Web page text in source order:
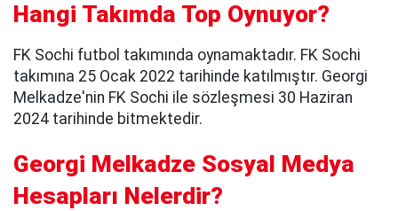
Hangi Takımda Top Oynuyor?
FK Sochi futbol takımında oynamaktadır. FK Sochi
takımına 25 Ocak 2022 tarihinde katılmıştır. Georgi
Melkadze'nin FK Sochi ile sözleşmesi 30 Haziran
2024 tarihinde bitmektedir.
Georgi Melkadze Sosyal Medya
Hesapları Nelerdir?